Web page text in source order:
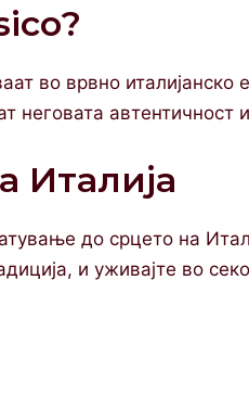
во врвно италијанско
неговата автентичност
Италија
до срцето на
и уживајте во